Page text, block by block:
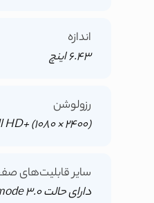
اندازه
6.43 اینچ
رزولوشن
(2400 × 1080) +Full HD
سایر قابلیت‌های
دارای حالت Reading mode 3.0, میزان روشنایی 700 نیت, نرخ تازه سازی 90 هرتز, نرخ لمس پذیری 180 هرتز